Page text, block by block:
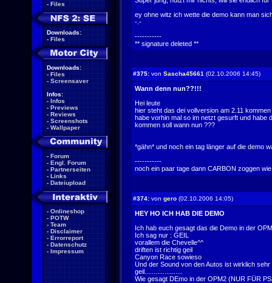
- Files
Downloads:
- Files
Downloads:
- Files
- Screensaver
Infos:
- Infos
- Previews
- Reviews
- Screenshots
- Wallpaper
- Forum
- Engl. Forum
- Partnerseiten
- Links
- Dateiupload
- Onlineshop
- POTW
- Team
- Disclaimer
- Errorreport
- Datenschutz
- Impressum
ey ohne witz ich wette die demo kann man
-.-
-----------
** signature deleted **
#375: von Sascha45661 (02.10.2006 14:45)
Wann denn nun??!!!
Hei leute
hier steht das dei vollversion am 2.11
habe vorhin mal so im netzt gesurft und habe
kommen soll wann nun ???
*gähn* und noch ein tag länger auf die demo
-----------
noch ein paar tage dann CARBON zoggen wie
#374: von gero (02.10.2006 14:05)
HEY HO ICH HAB DIE DEMO
Ich hab euch gesagt das die Demo in der
Ich sag nur : GEIL
vorallem die Chevelle^^
driften ist richtig geil
Canyon Race sowieso
Und der Sound von den Autos ist wirklich
geil.....................
Wie gesagt DEmo in der OPM2 (NUR FÜR